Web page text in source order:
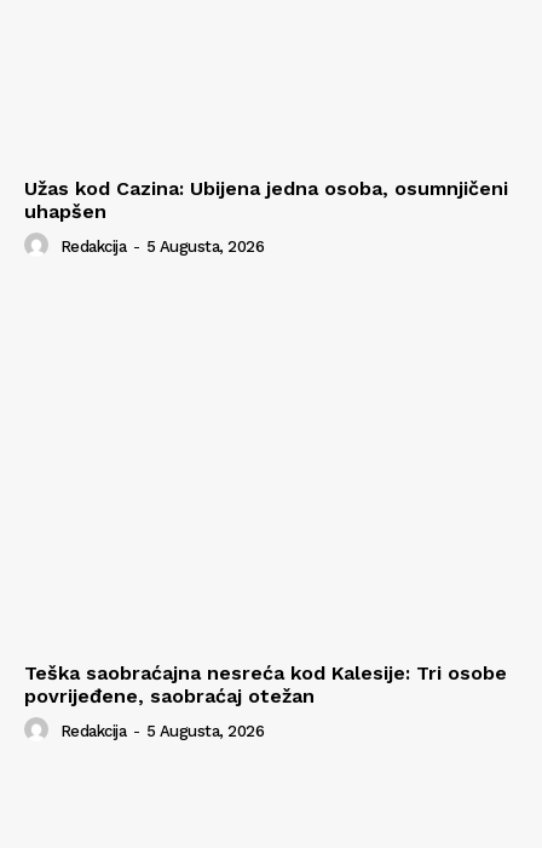
Užas kod Cazina: Ubijena jedna osoba, osumnjičeni
uhapšen
Redakcija - 5 Augusta, 2026
Teška saobraćajna nesreća kod Kalesije: Tri osobe
povrijeđene, saobraćaj otežan
Redakcija - 5 Augusta, 2026